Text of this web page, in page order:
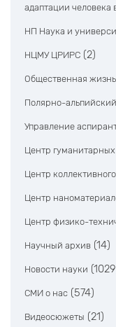
адаптации человека
НП Наука и
НЦМУ ЦРИРС (2)
Общественная жизнь
Полярно-
Управление
Центр
Центр
Центр
Центр физико-
Научный архив (14)
Новости науки
СМИ о нас (574)
Видеосюжеты (21)